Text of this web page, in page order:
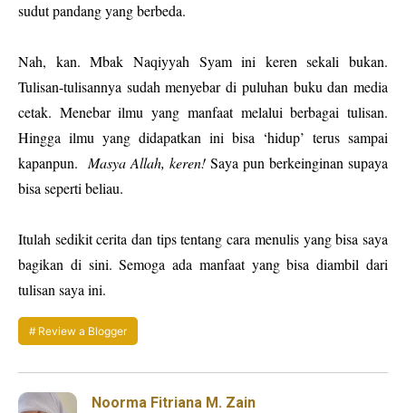
sudut pandang yang berbeda.
Nah, kan. Mbak Naqiyyah Syam ini keren sekali bukan.
Tulisan-tulisannya sudah menyebar di puluhan buku dan media
cetak. Menebar ilmu yang manfaat melalui berbagai tulisan.
Hingga ilmu yang didapatkan ini bisa ‘hidup’ terus sampai
kapanpun.
Masya Allah, keren! Saya pun berkeinginan supaya
bisa seperti beliau.
Itulah sedikit cerita dan tips tentang cara menulis yang bisa saya
bagikan di sini. Semoga ada manfaat yang bisa diambil dari
tulisan saya ini.
Review a Blogger
Noorma Fitriana M. Zain